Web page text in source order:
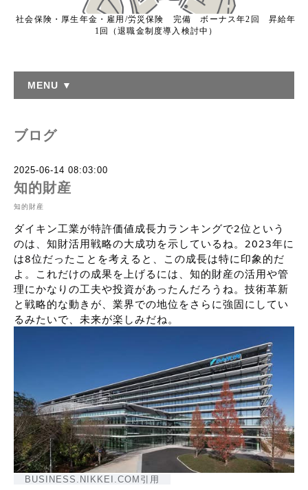
社会保険・厚生年金・雇用/労災保険 完備 ボーナス年2回 昇給年
1回（退職金制度導入検討中）
MENU ▼
ブログ
2025-06-14 08:03:00
知的財産
知的財産
ダイキン工業が特許価値成長力ランキングで2位という
のは、知財活用戦略の大成功を示しているね。2023年に
は8位だったことを考えると、この成長は特に印象的だ
よ。これだけの成果を上げるには、知的財産の活用や管
理にかなりの工夫や投資があったんだろうね。技術革新
と戦略的な動きが、業界での地位をさらに強固にしてい
るみたいで、未来が楽しみだね。
BUSINESS.NIKKEI.COM引用